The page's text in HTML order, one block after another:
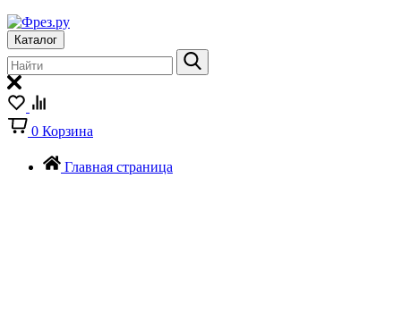
Каталог
0 Корзина
Главная страница